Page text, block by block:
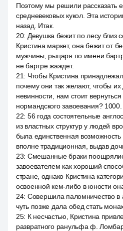
Поэтому мы решили рассказать
средневековых кукол. Эта
назад. Итак.
20: Девушка бежит по лесу близ
Кристина маркет, она бежит от
мужчины, рыцаря по имени
не бартре жаждет.
21: Чтобы Кристина
почему они так желают, чтобы
невинности, нам стоит
нормандского завоевания? 1000.
22: 56 года состоятельные
из властных структур у людей
была единственная возможность
вполне традиционная, выдав
23: Смешанные браки
завоевателем как хороший
стране, однако Кристина
освоенной кем-либо в юности
24: Совершила паломничество в
чуть позже дала обед стать
25: К несчастью, Кристина
развратного ранульфа ф.